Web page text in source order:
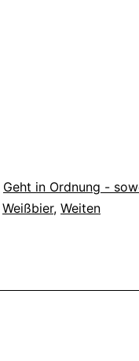
Geht in Ordnung -
Weißbier, Weiten